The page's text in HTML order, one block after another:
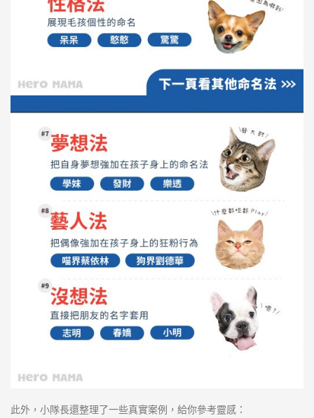
此外，小隊長還整理了一些真實案例，給你參考靈感：